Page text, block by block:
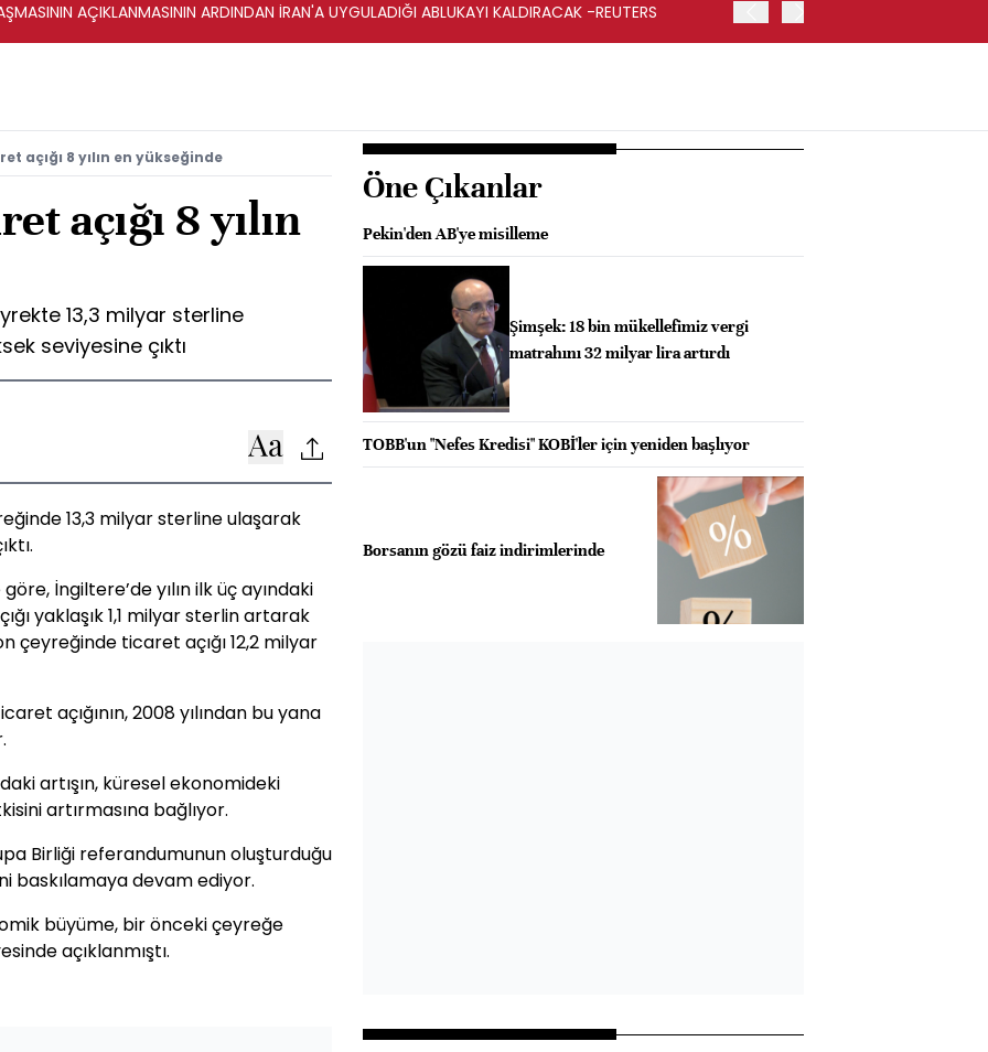
AÇIKLANMASININ ARDINDAN İRAN'A UYGULADIĞI ABLUKAYI KALDIRACAK -REUTERS
açığı 8 yılın en yükseğinde
açığı 8 yılın
13,3 milyar sterline
seviyesine çıktı
13,3 milyar sterline ulaşarak
İngiltere’de yılın ilk üç ayındaki
yaklaşık 1,1 milyar sterlin artarak
çeyreğinde ticaret açığı 12,2 milyar
açığının, 2008 yılından bu yana
artışın, küresel ekonomideki
artırmasına bağlıyor.
Birliği referandumunun oluşturduğu
baskılamaya devam ediyor.
büyüme, bir önceki çeyreğe
açıklanmıştı.
Öne Çıkanlar
Pekin'den AB'ye misilleme
Şimşek: 18 bin mükellefimiz vergi
matrahını 32 milyar lira artırdı
TOBB'un "Nefes Kredisi" KOBİ'ler için yeniden başlıyor
Borsanın gözü faiz indirimlerinde